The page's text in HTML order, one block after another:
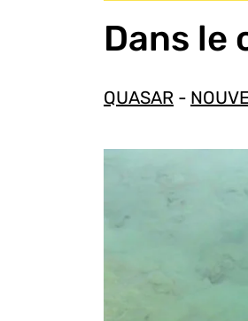
Dans le
QUASAR -